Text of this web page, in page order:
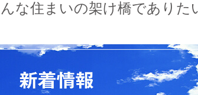
な住まいの架け橋でありた